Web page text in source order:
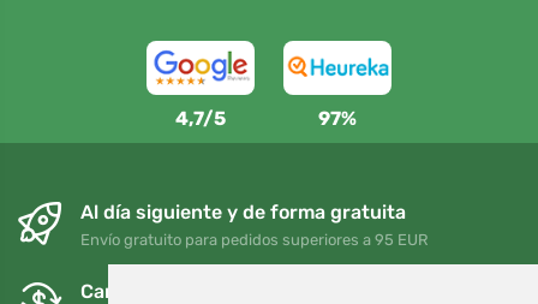
4,7/5 97%
Al día siguiente y de forma gratuita
Envío gratuito para pedidos superiores a 95 EUR
Cambios y devoluciones gratuitos